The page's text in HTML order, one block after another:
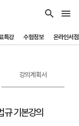
search menu
특강 수험정보 온라인서점
강의계획서
기본강의